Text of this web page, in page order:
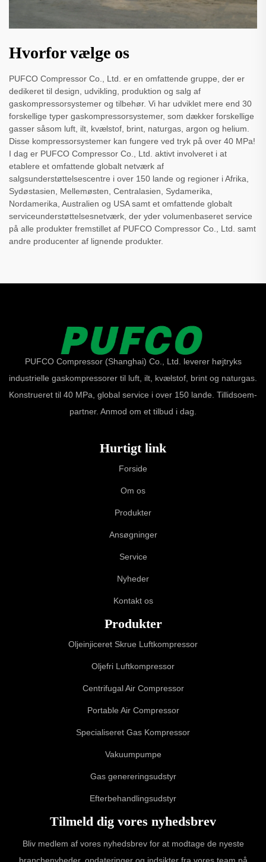
Hvorfor vælge os
PUFCO Compressor Co., Ltd. er en omfattende gruppe, der er
dedikeret til design, udvikling, produktion og salg af
gaskompressorsystemer og tilbehør. Vi har udviklet mere end 30
forskellige typer gaskompressorsystemer, som dækker forskellige
gasser såsom luft, ilt, kvælstof, brint, naturgas, argon og helium.
Disse kompressorsystemer kan fungere ved tryk på over 40 MPa!
I dag er PUFCO Compressor Co., Ltd. aktivt involveret i at
etablere et omfattende globalt netværk af
salgsunderstøttelsescentre i over 150 lande og regioner i Afrika,
Sydøstasien, Mellemøsten, Centralasien, Sydamerika,
Nordamerika, Australien og USA samt et omfattende globalt
serviceunderstøttelsesnetværk, der yder volumenbaseret service
på alle produkter fremstillet af PUFCO Compressor Co., Ltd. samt
andre producenter af lignende produkter.
PUFCO Compressor (Shanghai) Co., Ltd. leverer højtryks
industrielle gaskompressorer til luft, ilt, kvælstof, brint og naturgas.
Konstrueret til 40 MPa, global service i over 150 lande. Tillidsoem-
partner. Anmod om et tilbud i dag.
Hurtigt link
Forside
Om os
Produkter
Ansøgninger
Service
Nyheder
Kontakt os
Produkter
Oljeinjiceret Skrue Luftkompressor
Oljefri Luftkompressor
Centrifugal Air Compressor
Portable Air Compressor
Specialiseret Gas Kompressor
Vakuumpumpe
Gas genereringsudstyr
Efterbehandlingsudstyr
Tilmeld dig vores nyhedsbrev
Bliv medlem af vores nyhedsbrev for at modtage de nyeste
branchenyheder, opdateringer og indsikter fra vores team på